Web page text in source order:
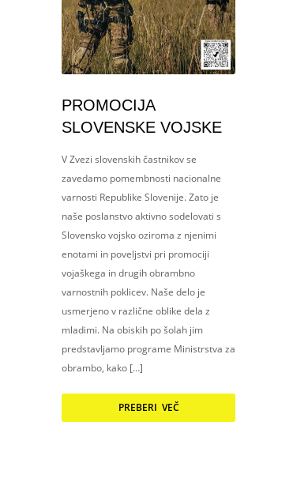
PROMOCIJA
SLOVENSKE VOJSKE
V Zvezi slovenskih častnikov se
zavedamo pomembnosti nacionalne
varnosti Republike Slovenije. Zato je
naše poslanstvo aktivno sodelovati s
Slovensko vojsko oziroma z njenimi
enotami in poveljstvi pri promociji
vojaškega in drugih obrambno
varnostnih poklicev. Naše delo je
usmerjeno v različne oblike dela z
mladimi. Na obiskih po šolah jim
predstavljamo programe Ministrstva za
obrambo, kako […]
PREBERI VEČ